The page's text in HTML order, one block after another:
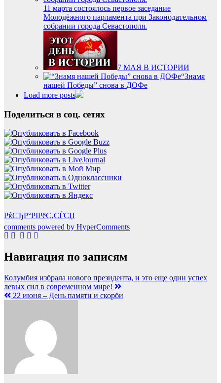
11 марта состоялось первое заседание
Молодёжного парламента при Законодательном
собрании города Севастополя.
7 МАЯ В ИСТОРИИ
“Знамя
нашей Победы” снова в ДОФе
Load more posts
Поделиться в соц. сетях
РќСЂР°РІРёС‚СЃСЏ
comments powered by HyperComments
Навигация по записям
Колумбия избрала нового президента, и это еще один успех
левых сил в современном мире!
22 июня – День памяти и скорби